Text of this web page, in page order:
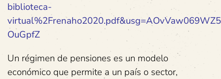
biblioteca-
OuGpfZ
Un régimen de pensiones es un modelo
económico que permite a un país o sector,